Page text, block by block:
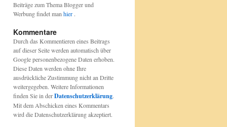
Beiträge zum Thema Blogger und
Werbung findet man hier .
Kommentare
Durch das Kommentieren eines Beitrags
auf dieser Seite werden automatisch über
Google personenbezogene Daten erhoben.
Diese Daten werden ohne Ihre
ausdrückliche Zustimmung nicht an Dritte
weitergegeben. Weitere Informationen
finden Sie in derDatenschutzerklärung.
Mit dem Abschicken eines Kommentars
wird die Datenschutzerklärung akzeptiert.